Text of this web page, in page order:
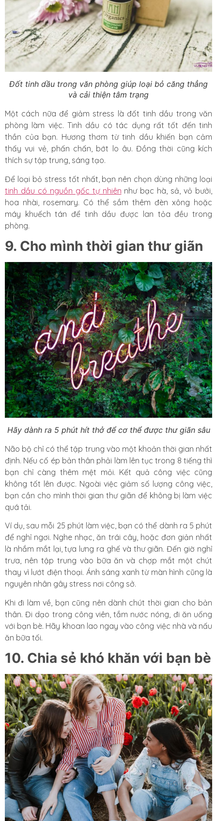
Đốt tinh dầu trong văn phòng giúp loại bỏ căng thẳng
và cải thiện tâm trạng
Một cách nữa để giảm stress là đốt tinh dầu trong văn
phòng làm việc. Tinh dầu có tác dụng rất tốt đến tinh
thần của bạn. Hương thơm từ tinh dầu khiến bạn cảm
thấy vui vẻ, phấn chấn, bớt lo âu. Đồng thời cũng kích
thích sự tập trung, sáng tạo.
Để loại bỏ stress tốt nhất, bạn nên chọn dùng những loại
tinh dầu có nguồn gốc tự nhiên như bạc hà, sả, vỏ bưởi,
hoa nhài, rosemary. Có thể sắm thêm đèn xông hoặc
máy khuếch tán để tinh dầu được lan tỏa đều trong
phòng.
9. Cho mình thời gian thư giãn
Hãy dành ra 5 phút hít thở để cơ thể được thư giãn sâu
Não bộ chỉ có thể tập trung vào một khoản thời gian nhất
định. Nếu cố ép bản thân phải làm lên tục trong 8 tiếng thì
bạn chỉ càng thêm mệt mỏi. Kết quả công việc cũng
không tốt lên được. Ngoài việc giảm số lượng công việc,
bạn cần cho mình thời gian thư giãn để không bị làm việc
quá tải.
Ví dụ, sau mỗi 25 phút làm việc, bạn có thể dành ra 5 phút
để nghỉ ngơi. Nghe nhạc, ăn trái cây, hoặc đơn giản nhất
là nhắm mắt lại, tựa lưng ra ghế và thư giãn. Đến giờ nghỉ
trưa, nên tập trung vào bữa ăn và chợp mắt một chút
thay vì lướt điện thoại. Ánh sáng xanh từ màn hình cũng là
nguyên nhân gây stress nơi công sở.
Khi đi làm về, bạn cũng nên dành chút thời gian cho bản
thân. Đi dạo trong công viên, tắm nước nóng, đi ăn uống
với bạn bè. Hãy khoan lao ngay vào công việc nhà và nấu
ăn bữa tối.
10. Chia sẻ khó khăn với bạn bè